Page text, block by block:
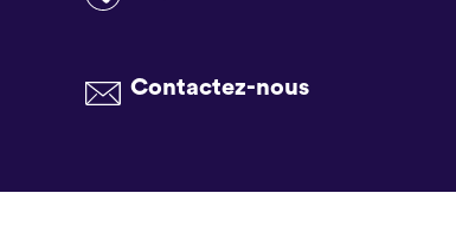
Contactez-nous